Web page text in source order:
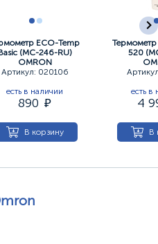
ЕСО-Temp
(МС-246-RU)
OMRON
Артикул: 020106
есть в наличии
890
В корзину
Термометр
520
есть в
4
В